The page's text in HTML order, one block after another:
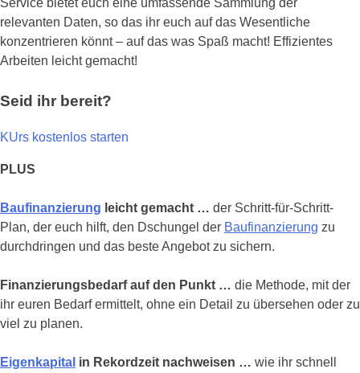
Service bietet euch eine umfassende Sammlung der
relevanten Daten, so das ihr euch auf das Wesentliche
konzentrieren könnt – auf das was Spaß macht! Effizientes
Arbeiten leicht gemacht!
Seid ihr bereit?
KUrs kostenlos starten
PLUS
Baufinanzierung leicht gemacht … der Schritt-für-Schritt-
Plan, der euch hilft, den Dschungel der Baufinanzierung zu
durchdringen und das beste Angebot zu sichern.
Finanzierungsbedarf auf den Punkt … die Methode, mit der
ihr euren Bedarf ermittelt, ohne ein Detail zu übersehen oder zu
viel zu planen.
Eigenkapital in Rekordzeit nachweisen … wie ihr schnell